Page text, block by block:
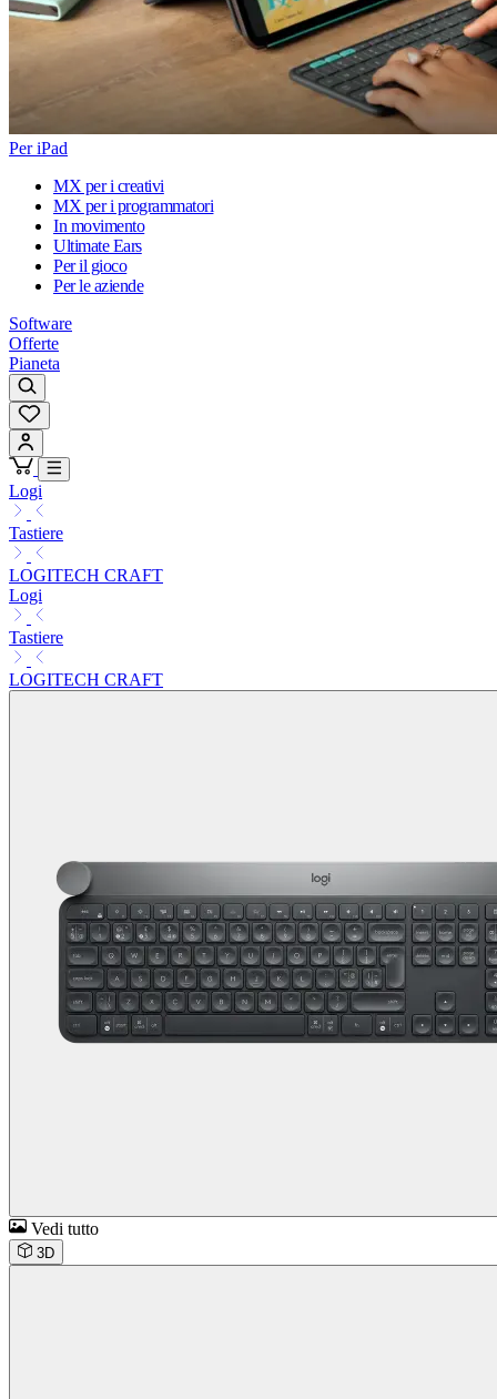
Per iPad
MX per i creativi
MX per i programmatori
In movimento
Ultimate Ears
Per il gioco
Per le aziende
Software
Offerte
Pianeta
Logi
Tastiere
LOGITECH CRAFT
Logi
Tastiere
LOGITECH CRAFT
Vedi tutto
3D